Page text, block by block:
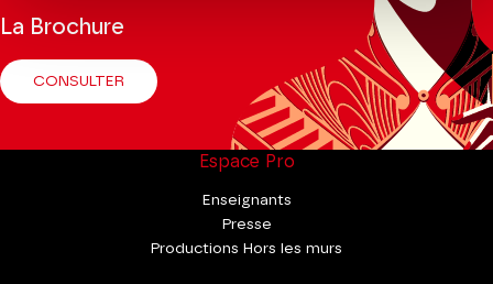
La Brochure
CONSULTER
Espace Pro
Enseignants
Presse
Productions Hors les murs